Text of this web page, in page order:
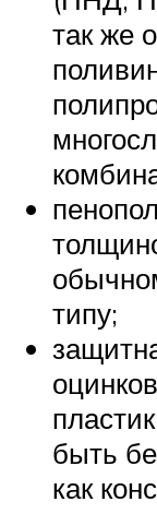
так же
типу;
быть
как